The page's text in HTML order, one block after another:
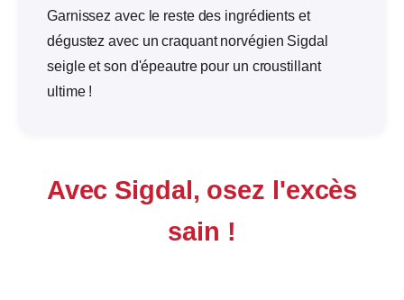
Garnissez avec le reste des ingrédients et
dégustez avec un craquant norvégien Sigdal
seigle et son d'épeautre pour un croustillant
ultime !
Avec Sigdal, osez l'excès
sain !